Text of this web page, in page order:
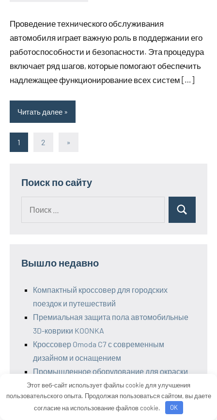
Проведение технического обслуживания
автомобиля играет важную роль в поддержании его
работоспособности и безопасности. Эта процедура
включает ряд шагов, которые помогают обеспечить
надлежащее функционирование всех систем […]
Читать далее
Пагинация
1 2
Следующие
»
Поиск по сайту
Поиск
Вышло недавно
Компактный кроссовер для городских
поездок и путешествий
Премиальная защита пола автомобильные
3D-коврики KOONKA
Кроссовер Omoda C7 с современным
дизайном и оснащением
Промышленное оборудование для окраски
крупногабаритного транспорта
Замена компрессора пневмоподвески
Замена клапана пневмобаллона
Этот веб-сайт использует файлы cookie для улучшения
пользовательского опыта. Продолжая пользоваться сайтом, вы даете
согласие на использование файлов cookie.
OK